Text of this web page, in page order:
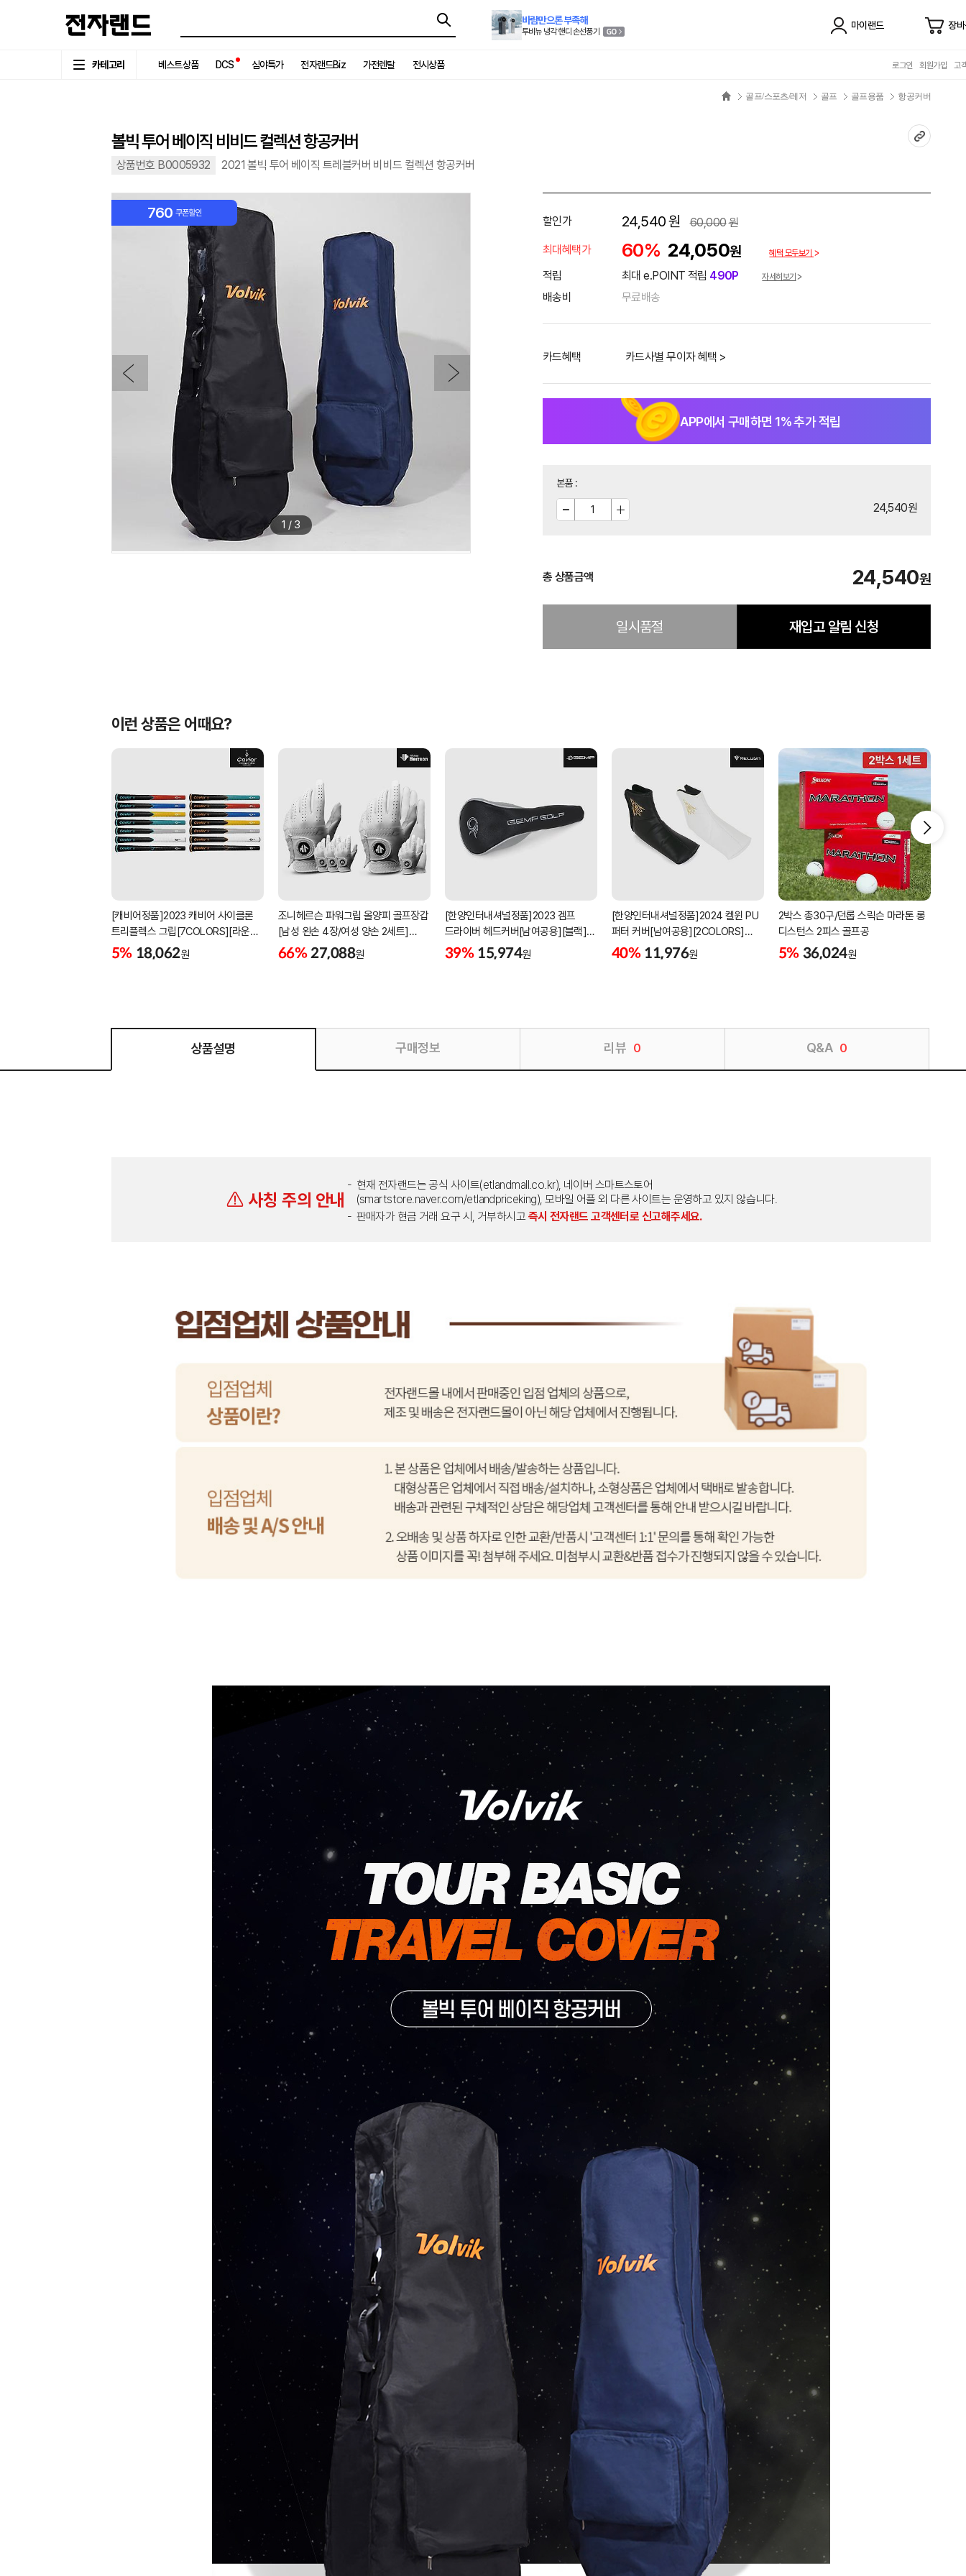
바람만으론 부족해
투비뉴 냉각 핸디 손선풍기
마이랜드 장
카테고리 베스트상품 DCS 심야특가 전자랜드Biz 가전렌탈 전시상품 로그인 회원가입 고
골프/스포츠/레저 골프 골프용품 항공커버
볼빅 투어 베이직 비비드 컬렉션 항공커버
상품번호 B0005932 2021 볼빅 투어 베이직 트레블커버 비비드 컬렉션 항공커버
760 쿠폰할인
1 / 3
할인가 24,540원 60,000원
최대혜택가
60% 24,050원 혜택 모두보기
적립 최대 e.POINT 적립 490P 자세히보기
배송비 무료배송
카드혜택 카드사별 무이자 혜택 >
APP에서 구매하면 1% 추가 적립
본품:
24,540원
총 상품금액 24,540원
일시품절 재입고 알림 신청
이런 상품은 어때요?
[캐비어정품]2023 캐비어 사이클론
트리플렉스 그립[7COLORS][라운드]
[39g/42g/46g/50g][R/S 토크]
5% 18,062원
조니헤르슨 파워그립 올양피 골프장갑
[남성 왼손 4장/여성 양손 2세트]
[화이트][케이스포함]
66% 27,088원
[한양인터내셔널정품]2023 겜프
드라이버 헤드커버[남여공용][블랙]
[HD-302]
39% 15,974원
[한양인터내셔널정품]2024 켈윈 PU
퍼터 커버[남여공용][2COLORS]
[KW-PC320]
40% 11,976원
2박스 총30구/던롭 스릭슨 마라톤 롱
디스턴스 2피스 골프공
5% 36,024원
상품설명 구매정보 리뷰 0 Q&A 0
사칭 주의 안내
현재 전자랜드는 공식 사이트(etlandmall.co.kr), 네이버 스마트스토어
(smartstore.naver.com/etlandpriceking), 모바일 어플 외 다른 사이트는 운영하고 있지 않습니다.
판매자가 현금 거래 요구 시, 거부하시고 즉시 전자랜드 고객센터로 신고해주세요.